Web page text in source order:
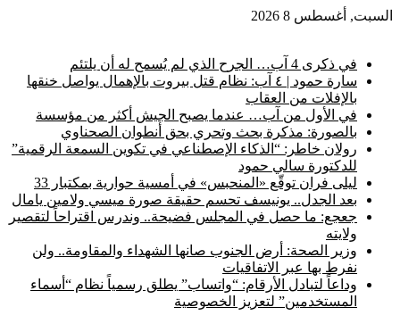
السبت, أغسطس 8 2026
في ذكرى 4 آب… الجرح الذي لم يُسمح له أن يلتئم
سارة حمود | ٤ آب: نظام قتل بيروت بالإهمال يواصل خنقها
بالإفلات من العقاب
في الأول من آب… عندما يصبح الجيش أكثر من مؤسسة
بالصورة: مذكرة بحث وتحري بحق أنطوان الصحناوي
رولان خاطر: “الذكاء الإصطناعي في تكوين السمعة الرقمية”
للدكتورة سالي حمود
ليلى فران توقّع «المنحبس» في أمسية حوارية بمكتبار 33
بعد الجدل.. يونيسف تحسم حقيقة صورة ميسي ولامين يامال
جعجع: ما حصل في المجلس فضيحة.. وندرس اقتراحاً لتقصير
ولايته
وزير الصحة: أرض الجنوب صانها الشهداء والمقاومة.. ولن
نفرط بها عبر الاتفاقيات
وداعاً لتبادل الأرقام: “واتساب” يطلق رسمياً نظام “أسماء
المستخدمين” لتعزيز الخصوصية